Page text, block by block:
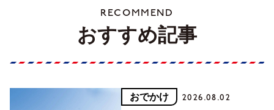
RECOMMEND
おすすめ記事
おでかけ 2026.08.02